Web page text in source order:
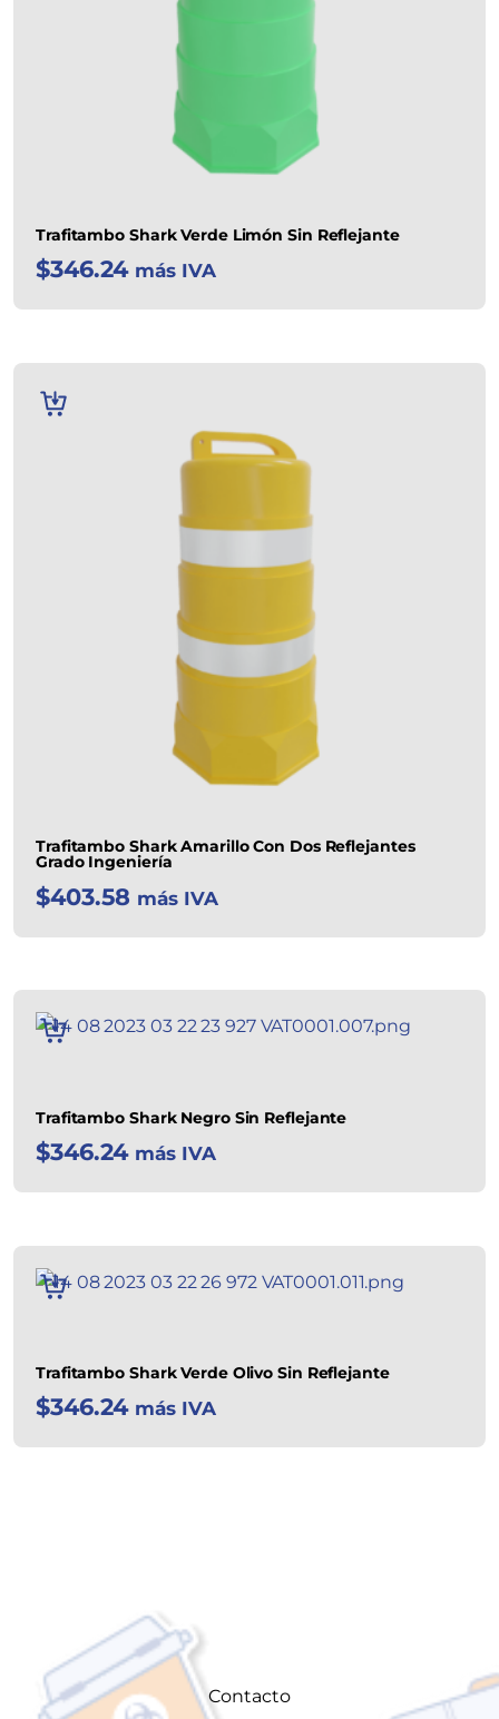
Trafitambo Shark Verde Limón Sin Reflejante
$346.24 más IVA
Trafitambo Shark Amarillo Con Dos Reflejantes
Grado Ingeniería
$403.58 más IVA
AÑADIR
AL
CARRITO
Trafitambo Shark Negro Sin Reflejante
$346.24 más IVA
AÑADIR
AL
CARRITO
Trafitambo Shark Verde Olivo Sin Reflejante
$346.24 más IVA
AÑADIR
AL
CARRITO
Contacto